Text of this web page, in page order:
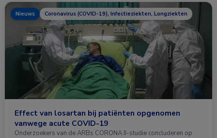
Nieuws Coronavirus (COVID-19), Infectieziekten, Longziekten
Effect van losartan bij patiënten opgenomen
vanwege acute COVID-19
Onderzoekers van de ARBs CORONA II-studie concluderen op